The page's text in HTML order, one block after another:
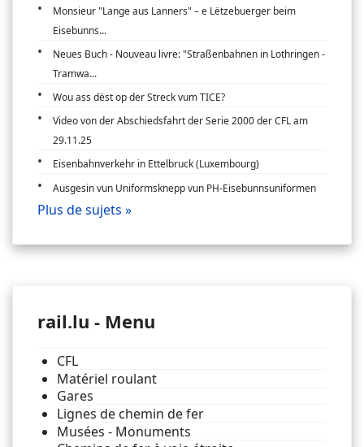
Monsieur "Lange aus Lanners" – e Lëtzebuerger beim
Eisebunns...
Neues Buch - Nouveau livre: "Straßenbahnen in Lothringen -
Tramwa...
Wou ass dëst op der Streck vum TICE?
Video von der Abschiedsfahrt der Serie 2000 der CFL am
29.11.25
Eisenbahnverkehr in Ettelbruck (Luxembourg)
Ausgesin vun Uniformsknepp vun PH-Eisebunnsuniformen
Plus de sujets »
rail.lu - Menu
CFL
Matériel roulant
Gares
Lignes de chemin de fer
Musées - Monuments